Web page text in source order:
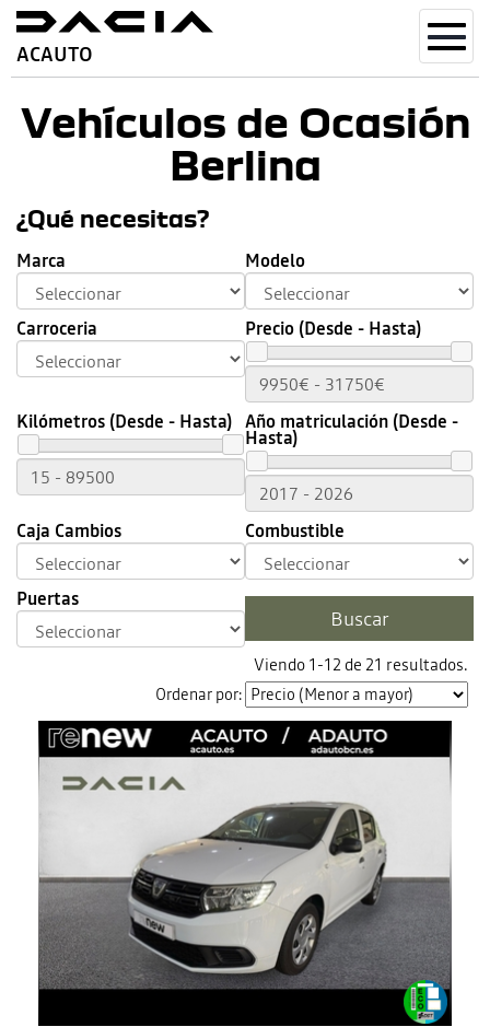
ACAUTO
Vehículos de Ocasión
Berlina
¿Qué necesitas?
Marca Modelo
Carroceria Precio (Desde - Hasta)
Kilómetros (Desde - Hasta) Año matriculación (Desde -
Hasta)
Caja Cambios Combustible
Puertas
Viendo 1-12 de 21 resultados.
Ordenar por: